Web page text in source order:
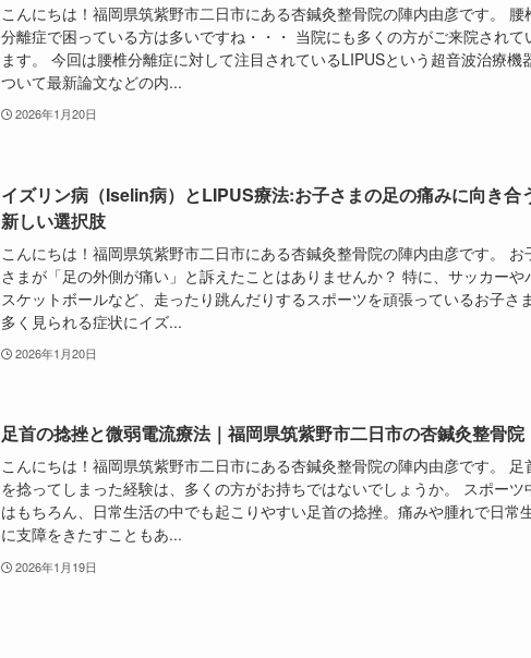
こんにちは！福岡県筑紫野市二日市にある杏鍼灸整骨院の陣内由彦です。 腰
分離症で困っている方は多いですね・・・ 当院にも多くの方がご来院されて
ます。 今回は腰椎分離症に対して注目されているLIPUSという超音波治療機
ついて最新論文などの内...
2026年1月20日
イズリン病（Iselin病）とLIPUS療法:お子さまの足の痛みに向き合
新しい選択肢
こんにちは！福岡県筑紫野市二日市にある杏鍼灸整骨院の陣内由彦です。 お
さまが「足の外側が痛い」と訴えたことはありませんか？ 特に、サッカーや
スケットボールなど、走ったり跳んだりするスポーツを頑張っているお子さ
多く見られる症状にイズ...
2026年1月20日
足首の捻挫と微弱電流療法｜福岡県筑紫野市二日市の杏鍼灸整骨院
こんにちは！福岡県筑紫野市二日市にある杏鍼灸整骨院の陣内由彦です。 足
を捻ってしまった経験は、多くの方がお持ちではないでしょうか。 スポーツ
はもちろん、日常生活の中でも起こりやすい足首の捻挫。痛みや腫れで日常
に支障をきたすこともあ...
2026年1月19日